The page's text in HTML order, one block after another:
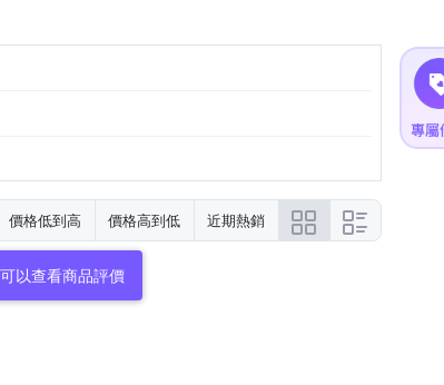
價格低到高 價格高到低 近期熱銷
以查看商品評價